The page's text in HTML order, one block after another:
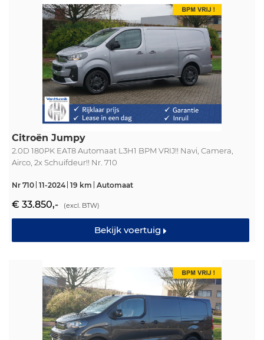
Citroën Jumpy
2.0D 180PK EAT8 Automaat L3H1 BPM VRIJ!! Navi, Camera,
Airco, 2x Schuifdeur!! Nr. 710
Nr 710 11-2024 19 km Automaat
€ 33.850,- (excl. BTW)
Bekijk voertuig